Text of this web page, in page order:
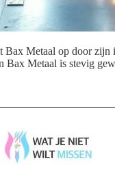
Metaal op door
Bax Metaal is stevig